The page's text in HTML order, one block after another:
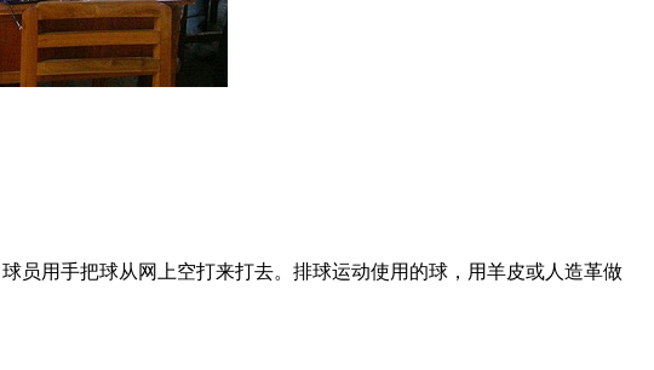
员用手把球从网上空打来打去。排球运动使用的球，用羊皮或人造革做